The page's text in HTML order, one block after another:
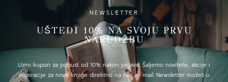
NEWSLETTER
UŠTEDI 10% NA SVOJU PRVU
NARUDŽBU
Uzmi kupon za popust od 10% nakon prijave. Šaljemo novitete, akcije i
inspiracije za nove knjige direktno na tvoj e- mail. Newsletter možeš u